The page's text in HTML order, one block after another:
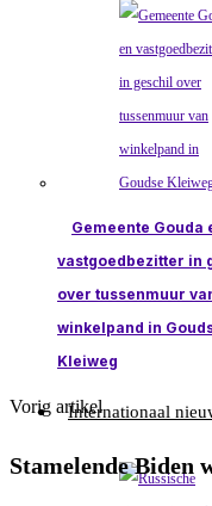
Gemeente Gouda
vastgoedbezitter in
over tussenmuur
winkelpand in
Kleiweg
Internationaal
Vorig artikel
Stamelende Biden